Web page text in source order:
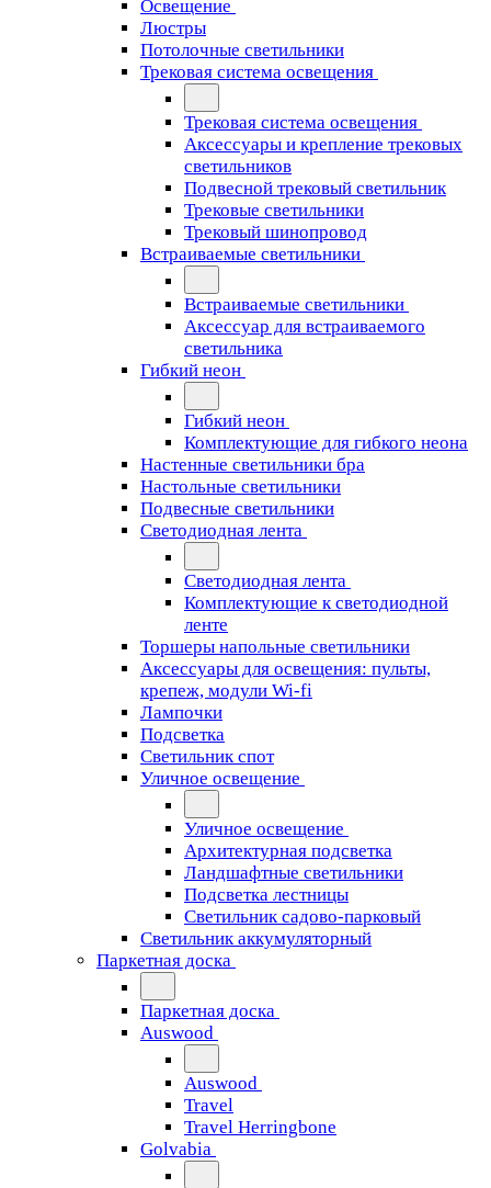
Освещение
Люстры
Потолочные светильники
Трековая система освещения
Трековая система освещения
Аксессуары и крепление трековых
светильников
Подвесной трековый светильник
Трековые светильники
Трековый шинопровод
Встраиваемые светильники
Встраиваемые светильники
Аксессуар для встраиваемого
светильника
Гибкий неон
Гибкий неон
Комплектующие для гибкого неона
Настенные светильники бра
Настольные светильники
Подвесные светильники
Светодиодная лента
Светодиодная лента
Комплектующие к светодиодной
ленте
Торшеры напольные светильники
Аксессуары для освещения: пульты,
крепеж, модули Wi-fi
Лампочки
Подсветка
Светильник спот
Уличное освещение
Уличное освещение
Архитектурная подсветка
Ландшафтные светильники
Подсветка лестницы
Светильник садово-парковый
Светильник аккумуляторный
Паркетная доска
Паркетная доска
Auswood
Auswood
Travel
Travel Herringbone
Golvabia